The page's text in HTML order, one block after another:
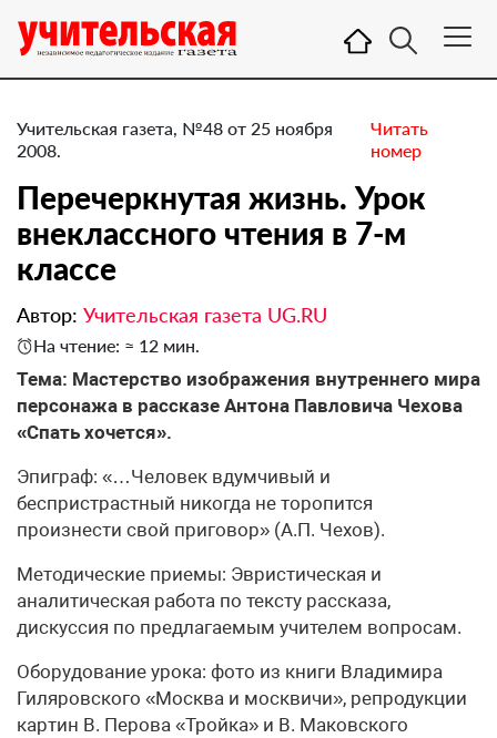
Учительская газета, №48 от 25 ноября
2008.
Читать
номер
Перечеркнутая жизнь. Урок
внеклассного чтения в 7-м
классе
Автор: Учительская газета UG.RU
На чтение: ≈ 12 мин.
Тема: Мастерство изображения внутреннего мира
персонажа в рассказе Антона Павловича Чехова
«Спать хочется».
Эпиграф: «…Человек вдумчивый и
беспристрастный никогда не торопится
произнести свой приговор» (А.П. Чехов).
Методические приемы: Эвристическая и
аналитическая работа по тексту рассказа,
дискуссия по предлагаемым учителем вопросам.
Оборудование урока: фото из книги Владимира
Гиляровского «Москва и москвичи», репродукции
картин В. Перова «Тройка» и В. Маковского